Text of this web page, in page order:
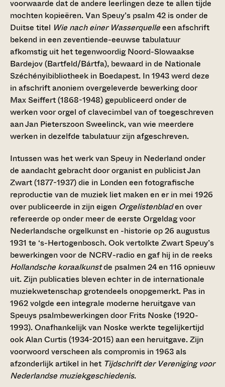
voorwaarde dat de andere leerlingen deze te allen tijde
mochten kopieëren. Van Speuy’s psalm 42 is onder de
Duitse titel Wie nach einer Wasserquelleeen afschrift
bekend in een zeventiende-eeuwse tabulatuur
afkomstig uit het tegenwoordig Noord-Slowaakse
Bardejov (Bartfeld/Bártfa), bewaard in de Nationale
Széchényibibliotheek in Boedapest. In 1943 werd deze
in afschrift anoniem overgeleverde bewerking door
Max Seiffert (1868-1948) gepubliceerd onder de
werken voor orgel of clavecimbel van of toegeschreven
aan Jan Pieterszoon Sweelinck, van wie meerdere
werken in dezelfde tabulatuur zijn afgeschreven.
Intussen was het werk van Speuy in Nederland onder
de aandacht gebracht door organist en publicist Jan
Zwart (1877-1937) die in Londen een fotografische
reproductie van de muziek liet maken en er in mei 1926
over publiceerde in zijn eigen Orgelistenbladen over
refereerde op onder meer de eerste Orgeldag voor
Nederlandsche orgelkunst en -historie op 26 augustus
1931 te ‘s-Hertogenbosch. Ook vertolkte Zwart Speuy’s
bewerkingen voor de NCRV-radio en gaf hij in de reeks
Hollandsche koraalkunstde psalmen 24 en 116 opnieuw
uit. Zijn publicaties bleven echter in de internationale
muziekwetenschap grotendeels onopgemerkt. Pas in
1962 volgde een integrale moderne heruitgave van
Speuys psalmbewerkingen door Frits Noske (1920-
1993). Onafhankelijk van Noske werkte tegelijkertijd
ook Alan Curtis (1934-2015) aan een heruitgave. Zijn
voorwoord verscheen als compromis in 1963 als
afzonderlijk artikel in het Tijdschrift der Vereniging voor
Nederlandse muziekgeschiedenis.